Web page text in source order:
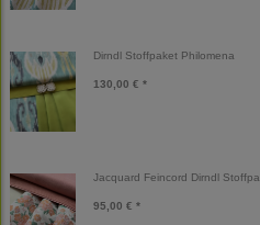
Dirndl Stoffpaket Philomena
130,00 € *
Jacquard Feincord Dirndl
95,00 € *